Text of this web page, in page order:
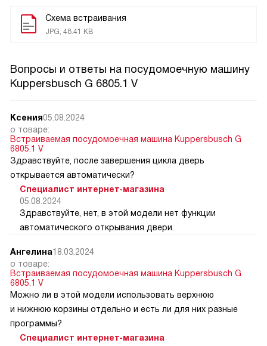
Схема встраивания
JPG, 48.41 KB
Вопросы и ответы на посудомоечную машину
Kuppersbusch G 6805.1 V
Ксения05.08.2024
о товаре:
Встраиваемая посудомоечная машина Kuppersbusch G
6805.1 V
Здравствуйте, после завершения цикла дверь
открывается автоматически?
Специалист интернет-магазина
05.08.2024
Здравствуйте, нет, в этой модели нет функции
автоматического открывания двери.
Ангелина18.03.2024
о товаре:
Встраиваемая посудомоечная машина Kuppersbusch G
6805.1 V
Можно ли в этой модели использовать верхнюю
и нижнюю корзины отдельно и есть ли для них разные
программы?
Специалист интернет-магазина